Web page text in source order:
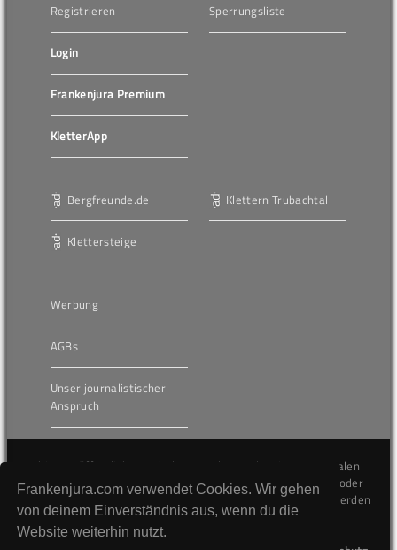
Frankenjura.com verwendet Cookies. Wir gehen
von deinem Einverständnis aus, wenn du die
Website weiterhin nutzt.
Registrieren
Login
Frankenjura Premium
KletterApp
Sperrungsliste
Bergfreunde.de
Klettersteige
Klettern Trubachtal
Werbung
AGBs
Unser journalistischer
Anspruch
Die hier veröffentlichten Inhalte unterliegen dem internationalen
Urheberrecht (Copyright) und dürfen nicht kopiert, verändert oder
unverändert wiederveröffentlicht werden. Gegen Verstöße werden
wir auf juristischem Wege vorgehen.